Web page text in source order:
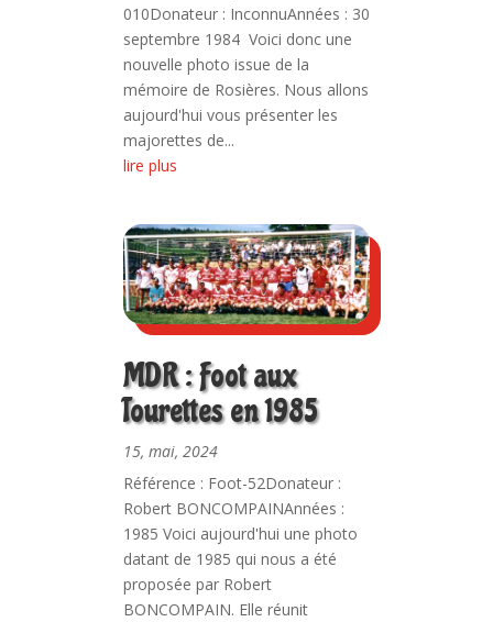
010Donateur : InconnuAnnées : 30
septembre 1984 Voici donc une
nouvelle photo issue de la
mémoire de Rosières. Nous allons
aujourd'hui vous présenter les
majorettes de...
lire plus
MDR : Foot aux
Tourettes en 1985
15, mai, 2024
Référence : Foot-52Donateur :
Robert BONCOMPAINAnnées :
1985 Voici aujourd'hui une photo
datant de 1985 qui nous a été
proposée par Robert
BONCOMPAIN. Elle réunit